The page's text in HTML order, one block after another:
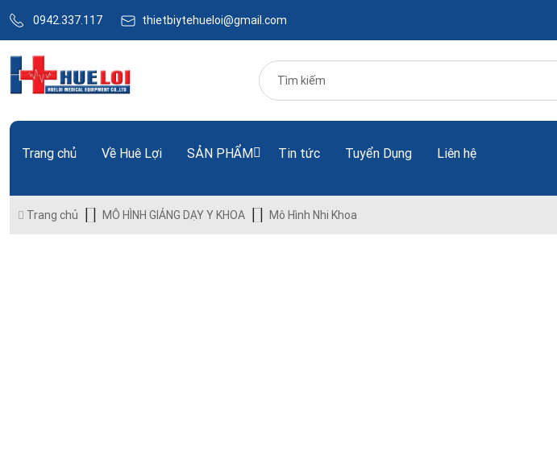
0942.337.117 thietbiytehueloi@gmail.com
Trang chủ Về Huê Lợi SẢN PHẨM Tin tức Tuyển Dụng Liên hệ
Trang chủ MÔ HÌNH GIẢNG DẠY Y KHOA Mô Hình Nhi Khoa